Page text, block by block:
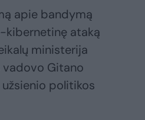
apie bandymą
ataką
ministerija
vadovo Gitano
politikos